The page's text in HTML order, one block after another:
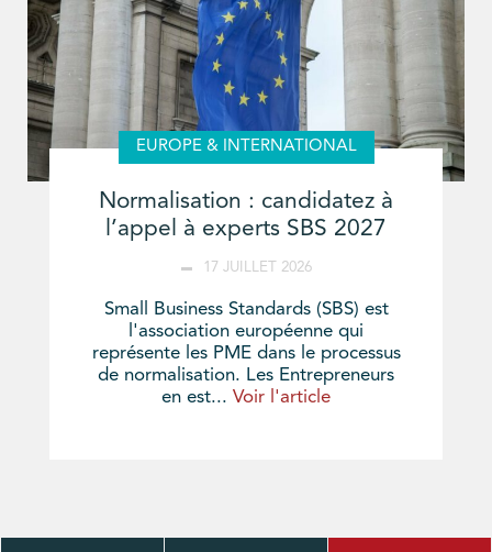
EUROPE & INTERNATIONAL
Normalisation : candidatez à
l’appel à experts SBS 2027
17 JUILLET 2026
Small Business Standards (SBS) est
l'association européenne qui
représente les PME dans le processus
de normalisation. Les Entrepreneurs
en est... Voir l'article